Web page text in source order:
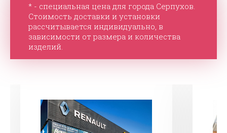
* - специальная цена для города Серпухов.
Стоимость доставки и установки
рассчитывается индивидуально, в
зависимости от размера и количества
изделий.